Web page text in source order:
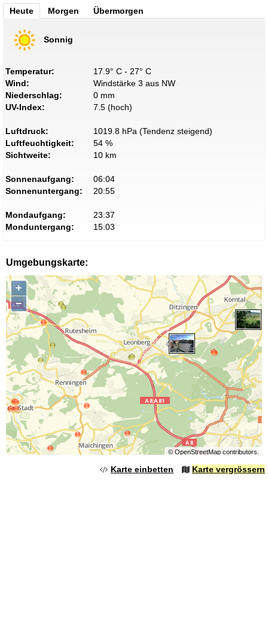
Heute Morgen Übermorgen
Sonnig
Temperatur:
17.9° C - 27° C
Wind:
Windstärke 3 aus NW
Niederschlag:
0 mm
UV-Index:
7.5 (hoch)
Luftdruck:
1019.8 hPa (Tendenz steigend)
Luftfeuchtigkeit:
54 %
Sichtweite:
10 km
Sonnenaufgang:
06:04
Sonnenuntergang:
20:55
Mondaufgang:
23:37
Monduntergang:
15:03
Umgebungskarte:
+
−
© OpenStreetMapcontributors.
Karte einbetten Karte vergrössern